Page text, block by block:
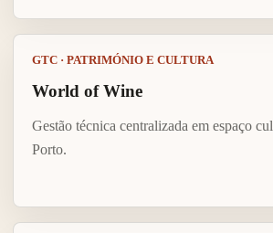
GTC · PATRIMÓNIO E CULTURA
World of Wine
Gestão técnica centralizada em espaço
Porto.